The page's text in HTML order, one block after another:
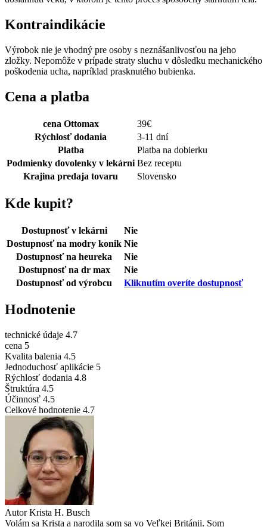
Kontraindikácie
Výrobok nie je vhodný pre osoby s neznášanlivosťou na jeho
zložky. Nepomôže v prípade straty sluchu v dôsledku mechanického
poškodenia ucha, napríklad prasknutého bubienka.
Cena a platba
cena Ottomax 39€
Rýchlosť dodania
3-11 dní
Platba
Platba na dobierku
Podmienky dovolenky v lekárni Bez receptu
Krajina predaja tovaru
Slovensko
Kde kupit?
Dostupnosť v lekárni
Nie
Dostupnosť na modry konik Nie
Dostupnosť na heureka
Nie
Dostupnosť na dr max
Nie
Dostupnosť od výrobcu
Kliknutím overíte dostupnosť
Hodnotenie
technické údaje 4.7
cena 5
Kvalita balenia 4.5
Jednoduchosť aplikácie 5
Rýchlosť dodania 4.8
Štruktúra 4.5
Účinnosť 4.5
Celkové hodnotenie 4.7
Autor Krista H. Busch
Volám sa Krista a narodila som sa vo Veľkej Británii. Som